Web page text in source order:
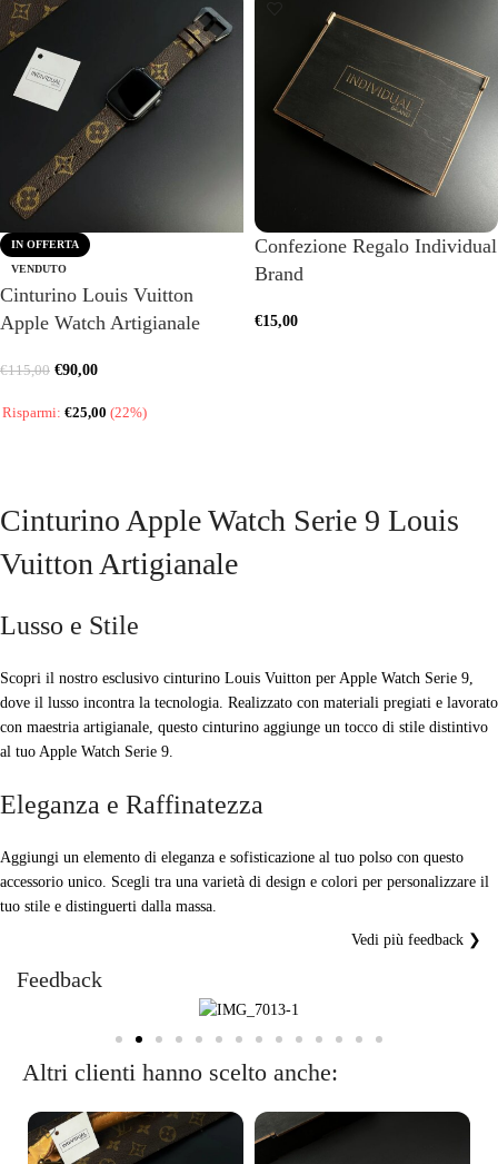
IN OFFERTA
VENDUTO
Cinturino Louis Vuitton
Apple Watch Artigianale
€115,00 €90,00
Risparmi: €25,00 (22%)
Confezione Regalo Individual
Brand
€15,00
Cinturino Apple Watch Serie 9 Louis
Vuitton Artigianale
Lusso e Stile
Scopri il nostro esclusivo cinturino Louis Vuitton per Apple Watch Serie 9,
dove il lusso incontra la tecnologia. Realizzato con materiali pregiati e lavorato
con maestria artigianale, questo cinturino aggiunge un tocco di stile distintivo
al tuo Apple Watch Serie 9.
Eleganza e Raffinatezza
Aggiungi un elemento di eleganza e sofisticazione al tuo polso con questo
accessorio unico. Scegli tra una varietà di design e colori per personalizzare il
tuo stile e distinguerti dalla massa.
Feedback
Vedi più feedback ❯
Altri clienti hanno scelto anche: